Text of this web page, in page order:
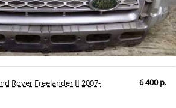
Rover Freelander II 2007-
6 400 р.